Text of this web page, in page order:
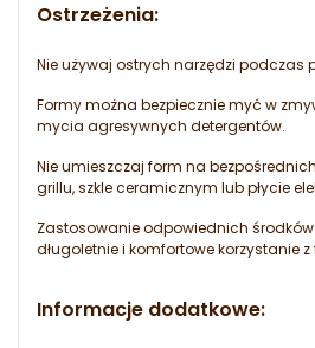
Ostrzeżenia:
Nie używaj ostrych narzędzi podczas
Formy można bezpiecznie myć w
mycia agresywnych detergentów.
Nie umieszczaj form na
grillu, szkle ceramicznym lub płycie
Zastosowanie odpowiednich
długoletnie i komfortowe korzystanie z
Informacje dodatkowe: